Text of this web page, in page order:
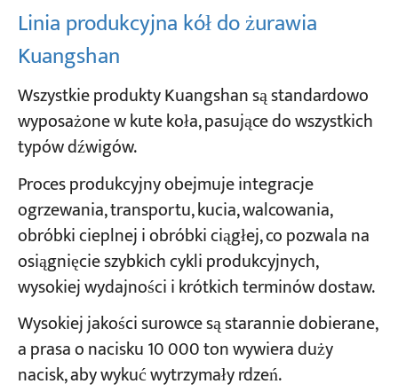
Linia produkcyjna kół do żurawia
Kuangshan
Wszystkie produkty Kuangshan są standardowo
wyposażone w kute koła, pasujące do wszystkich
typów dźwigów.
Proces produkcyjny obejmuje integracje
ogrzewania, transportu, kucia, walcowania,
obróbki cieplnej i obróbki ciągłej, co pozwala na
osiągnięcie szybkich cykli produkcyjnych,
wysokiej wydajności i krótkich terminów dostaw.
Wysokiej jakości surowce są starannie dobierane,
a prasa o nacisku 10 000 ton wywiera duży
nacisk, aby wykuć wytrzymały rdzeń.